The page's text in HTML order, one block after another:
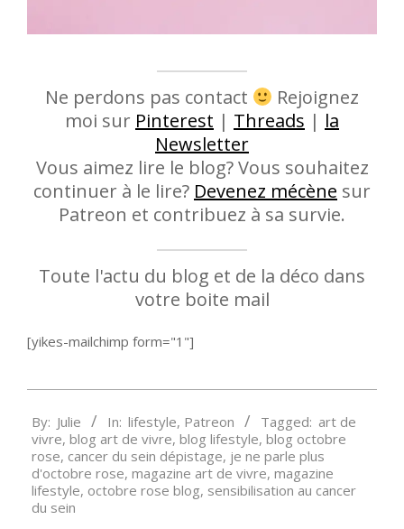
Ne perdons pas contact
Rejoignez
moi sur Pinterest | Threads | la
Newsletter
Vous aimez lire le blog? Vous souhaitez
continuer à le lire? Devenez mécène sur
Patreon et contribuez à sa survie.
Toute l'actu du blog et de la déco dans
votre boite mail
[yikes-mailchimp form="1"]
10-
30
By: Julie In: lifestyle, Patreon Tagged: art de
vivre, blog art de vivre, blog lifestyle, blog octobre
rose, cancer du sein dépistage, je ne parle plus
d'octobre rose, magazine art de vivre, magazine
lifestyle, octobre rose blog, sensibilisation au cancer
du sein